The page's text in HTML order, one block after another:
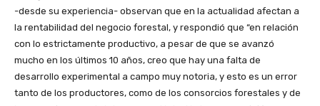
-desde su experiencia- observan que en la actualidad afectan a
la rentabilidad del negocio forestal, y respondió que “en relación
con lo estrictamente productivo, a pesar de que se avanzó
mucho en los últimos 10 años, creo que hay una falta de
desarrollo experimental a campo muy notoria, y esto es un error
tanto de los productores, como de los consorcios forestales y de